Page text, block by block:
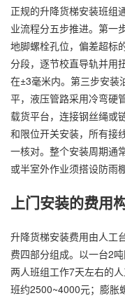
正规的升降货梯安装班组
业流程分五步推进。第一
地脚螺栓孔位，偏差超标
分段，逐节校直导轨并用
在±3毫米内。第三步安装
平，液压管路采用冷弯硬
载货平台，连接钢丝绳或
和限位开关安装，所有接
一核对。整个安装周期通
或半室外作业须搭设防雨棚
上门安装的费用
升降货梯安装费用由人工
费四部分组成。以一台2
两人班组工作7天左右的
班约2500~4000元；膨胀